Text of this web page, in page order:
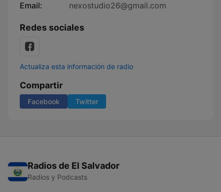
Email:
nexostudio26@gmail.com
Redes sociales
Actualiza esta información de radio
Compartir
Facebook Twitter
Radios de El Salvador
Radios y Podcasts